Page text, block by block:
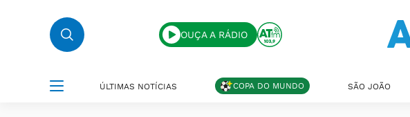
OUÇA A RÁDIO
ÚLTIMAS NOTÍCIAS COPA DO MUNDO SÃO JOÃO